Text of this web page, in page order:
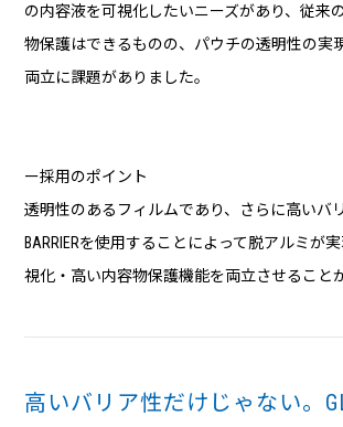
の内容液を可視化したいニーズがあり、従来
物保護はできるものの、パウチの透明性の実
両立に課題がありました。
ー採用のポイント
透明性のあるフィルムであり、さらに高いバ
BARRIERを使用することによって脱アルミが
視化・高い内容物保護機能を両立させること
高いバリア性だけじゃない。